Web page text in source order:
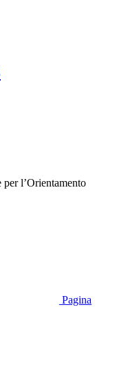
per l’Orientamento
Pagina